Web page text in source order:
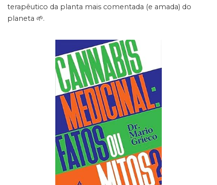
terapêutico da planta mais comentada (e amada) do
planeta 🌱.